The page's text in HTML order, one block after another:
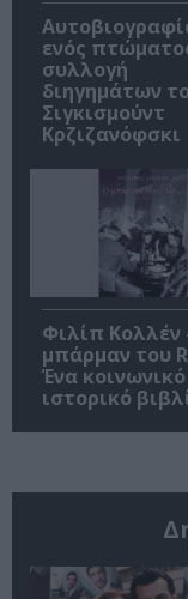
ενός
συλλογή
διηγημάτων
Σιγκισμούντ
Κρζιζανόφσκι
Φιλίπ Κολλέν
μπάρμαν του
Ένα κοινωνικό
ιστορικό